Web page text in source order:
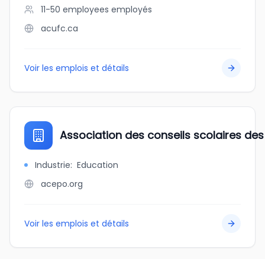
11-50 employees employés
acufc.ca
Voir les emplois et détails
Association des conseils scolaires
Industrie: Education
acepo.org
Voir les emplois et détails